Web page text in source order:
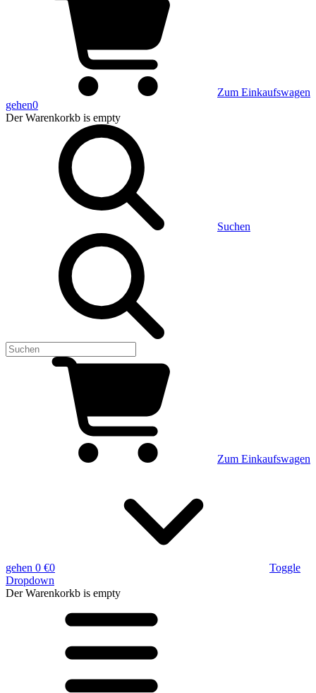
Zum Einkaufswagen
gehen0
Der Warenkorkb is empty
Suchen
Zum Einkaufswagen
gehen 0 €0
Toggle
Dropdown
Der Warenkorkb is empty